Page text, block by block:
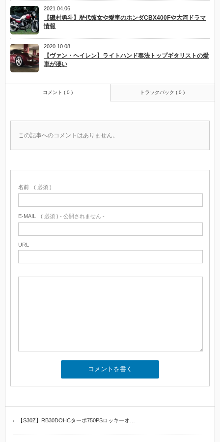
2021 04.06
【磯村勇斗】歴代彼女や愛車のホンダCBX400Fや大河ドラマ
情報
2020 10.08
【ヴァン・ヘイレン】ライトハンド奏法トップギタリストの愛
車が凄い
コメント ( 0 ) トラックバック ( 0 )
この記事へのコメントはありません。
名前 ( 必須 )
E-MAIL ( 必須 ) - 公開されません -
URL
【S30Z】RB30DOHCターボ750PSロッキーオ…